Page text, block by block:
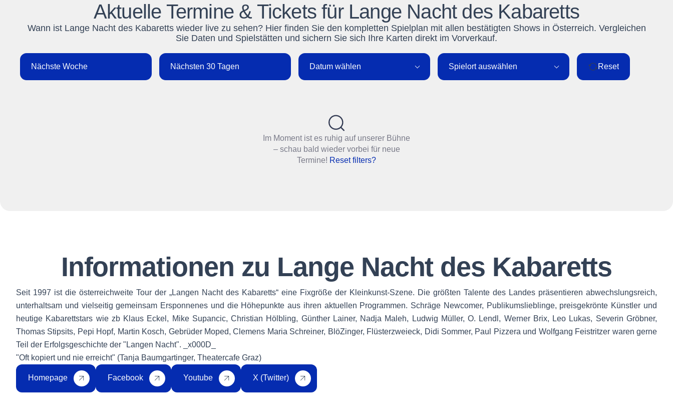
Aktuelle Termine & Tickets für Lange Nacht des Kabaretts
Wann ist Lange Nacht des Kabaretts wieder live zu sehen? Hier finden Sie den kompletten Spielplan mit allen bestätigten Shows in Österreich. Vergleichen
Sie Daten und Spielstätten und sichern Sie sich Ihre Karten direkt im Vorverkauf.
Nächste Woche Nächsten 30 Tagen Datum wählen Spielort auswählen Reset
Im Moment ist es ruhig auf unserer Bühne
– schau bald wieder vorbei für neue
Termine! Reset filters?
Informationen zu Lange Nacht des Kabaretts
Seit 1997 ist die österreichweite Tour der „Langen Nacht des Kabaretts“ eine Fixgröße der Kleinkunst-Szene. Die größten Talente des Landes präsentieren abwechslungsreich,
unterhaltsam und vielseitig gemeinsam Ersponnenes und die Höhepunkte aus ihren aktuellen Programmen. Schräge Newcomer, Publikumslieblinge, preisgekrönte Künstler und
heutige Kabarettstars wie zb Klaus Eckel, Mike Supancic, Christian Hölbling, Günther Lainer, Nadja Maleh, Ludwig Müller, O. Lendl, Werner Brix, Leo Lukas, Severin Gröbner,
Thomas Stipsits, Pepi Hopf, Martin Kosch, Gebrüder Moped, Clemens Maria Schreiner, BlöZinger, Flüsterzweieck, Didi Sommer, Paul Pizzera und Wolfgang Feistritzer waren gerne
Teil der Erfolgsgeschichte der "Langen Nacht". _x000D_
"Oft kopiert und nie erreicht" (Tanja Baumgartinger, Theatercafe Graz)
Homepage Facebook Youtube X (Twitter)